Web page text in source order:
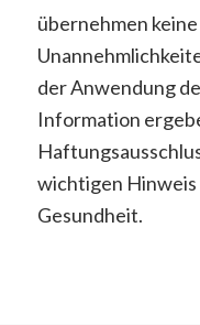
übernehmen
der Anwendung
Information
wichtigen
Gesundheit.